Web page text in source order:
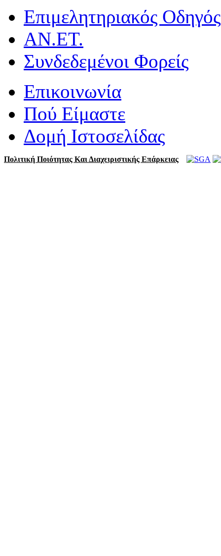
Επιμελητηριακός Οδηγός
ΑΝ.ΕΤ.
Συνδεδεμένοι Φορείς
Επικοινωνία
Πού Είμαστε
Δομή Ιστοσελίδας
Πολιτική Ποιότητας Και Διαχειριστικής Επάρκειας